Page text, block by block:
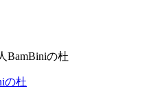
BamBiniの杜